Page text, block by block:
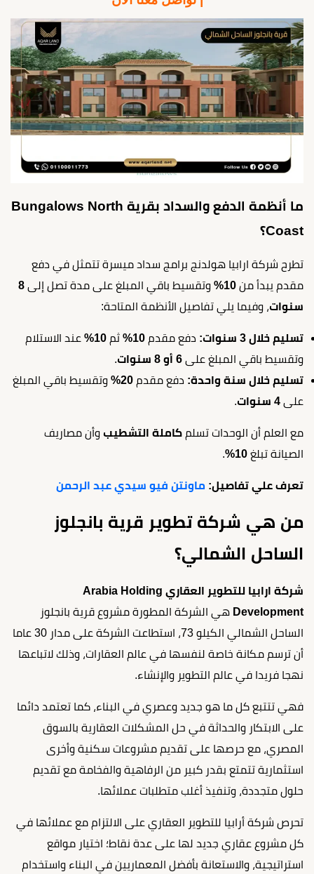
ما أنظمة الدفع والسداد بقرية Bungalows North
Coast؟
تطرح شركة ارابيا هولدنج برامج سداد ميسرة تتمثل في دفع
مقدم يبدأ من 10% وتقسيط باقي المبلغ على مدة تصل إلى 8
سنوات، وفيما يلي تفاصيل الأنظمة المتاحة:
تسليم خلال 3 سنوات: دفع مقدم 10% ثم 10%
عند الاستلام
وتقسيط باقي المبلغ على 6 أو 8 سنوات
.
تسليم خلال سنة واحدة: دفع مقدم 20%
وتقسيط باقي المبلغ
على 4 سنوات .
مع العلم أن الوحدات تسلم كاملة التشطيب وأن مصاريف
الصيانة تبلغ 10%
.
تعرف علي تفاصيل: ماونتن فيو سيدي عبد الرحمن
من هي شركة تطوير قرية بانجلوز
الساحل الشمالي؟
شركة ارابيا للتطوير العقاري Arabia Holding
Development هي الشركة المطورة مشروع قرية بانجلوز
الساحل الشمالي الكيلو 73، استطاعت الشركة على مدار 30 عاما
أن ترسم مكانة خاصة لنفسها في عالم العقارات، وذلك لاتباعها
نهجا فريدا في عالم التطوير والإنشاء.
فهي تتتبع كل ما هو جديد وعصري في البناء، كما تعتمد دائما
على الابتكار والحداثة في حل المشكلات العقارية بالسوق
المصري، مع حرصها على تقديم مشروعات سكنية وأخرى
استثمارية تتمتع بقدر كبير من الرفاهية والفخامة مع تقديم
حلول متجددة، وتنفيذ أغلب متطلبات عملائها.
تحرص شركة أرابيا للتطوير العقاري على الالتزام مع عملائها في
كل مشروع عقاري جديد لها على عدة نقاط؛ اختيار مواقع
استراتيجية، والاستعانة بأفضل المعماريين في البناء واستخدام